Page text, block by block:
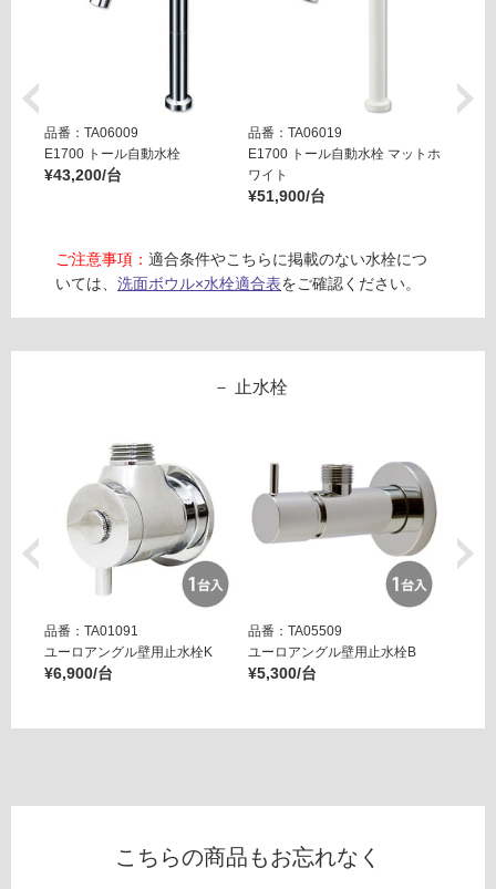
品番：TA06009
E1700 トール自動水栓
¥43,200/台
品番：TA06019
E1700 トール自動水栓 マットホ
ワイト
¥51,900/台
ご注意事項： 適合条件やこちらに掲載のない水栓につ
いては、 洗面ボウル×水栓適合表をご確認ください。
止水栓
品番：TA01091
ユーロアングル壁用止水栓K
¥6,900/台
品番：TA05509
ユーロアングル壁用止水栓B
¥5,300/台
こちらの商品もお忘れなく